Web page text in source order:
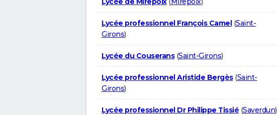
Lycée professionnel François Camel(Saint-
Girons)
Lycée du Couserans(Saint-Girons)
Lycée professionnel Aristide Bergès(Saint-
Girons)
Lycée professionnel Dr Philippe Tissié (Saverdun)